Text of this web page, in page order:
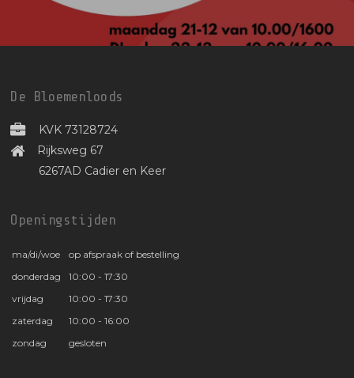
De Bloemenloods
KVK 73128724
Rijksweg 67
6267AD Cadier en Keer
Openingstijden
ma/di/woe
op afspraak of bestelling
donderdag
10:00 - 17:30
vrijdag
10:00 - 17:30
zaterdag
10:00 - 16:00
zondag
gesloten